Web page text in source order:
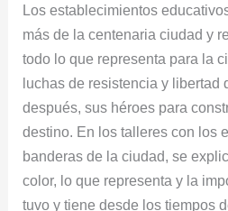
Los establecimientos
más de la centenaria ciudad y
todo lo que representa para la
luchas de resistencia y libertad
después, sus héroes para
destino. En los talleres con los
banderas de la ciudad, se
color, lo que representa y la
tuvo y tiene desde los tiempos